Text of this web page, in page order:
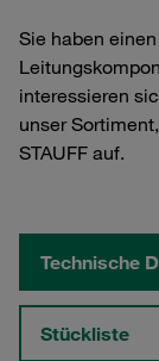
Sie haben
interessieren
unser
STAUFF auf.
Technische
Stückliste